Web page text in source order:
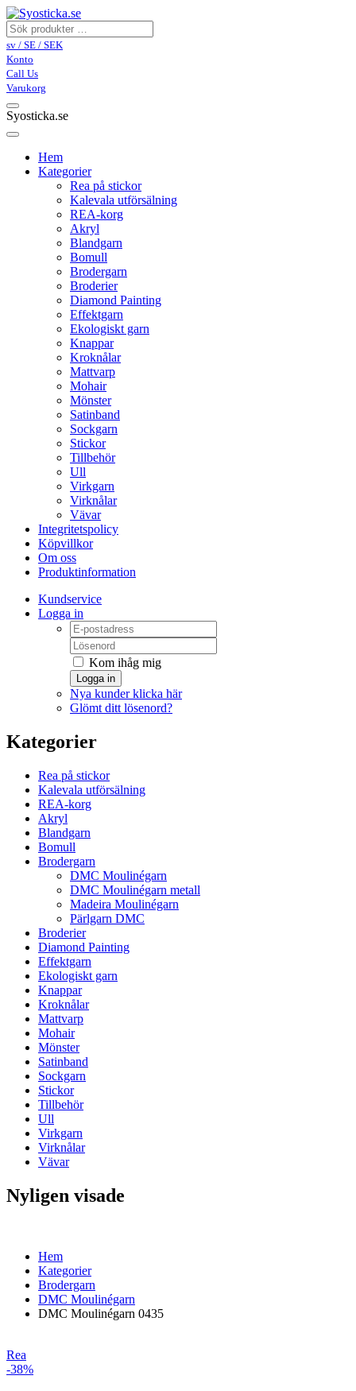
sv / SE / SEK
Konto
Call Us
Varukorg
Syosticka.se
Hem
Kategorier
Rea på stickor
Kalevala utförsälning
REA-korg
Akryl
Blandgarn
Bomull
Brodergarn
Broderier
Diamond Painting
Effektgarn
Ekologiskt garn
Knappar
Kroknålar
Mattvarp
Mohair
Mönster
Satinband
Sockgarn
Stickor
Tillbehör
Ull
Virkgarn
Virknålar
Vävar
Integritetspolicy
Köpvillkor
Om oss
Produktinformation
Kundservice
Logga in
Kom ihåg mig
Logga in
Nya kunder klicka här
Glömt ditt lösenord?
Kategorier
Rea på stickor
Kalevala utförsälning
REA-korg
Akryl
Blandgarn
Bomull
Brodergarn
DMC Moulinégarn
DMC Moulinégarn metall
Madeira Moulinégarn
Pärlgarn DMC
Broderier
Diamond Painting
Effektgarn
Ekologiskt garn
Knappar
Kroknålar
Mattvarp
Mohair
Mönster
Satinband
Sockgarn
Stickor
Tillbehör
Ull
Virkgarn
Virknålar
Vävar
Nyligen visade
Hem
Kategorier
Brodergarn
DMC Moulinégarn
DMC Moulinégarn 0435
Rea
-38%